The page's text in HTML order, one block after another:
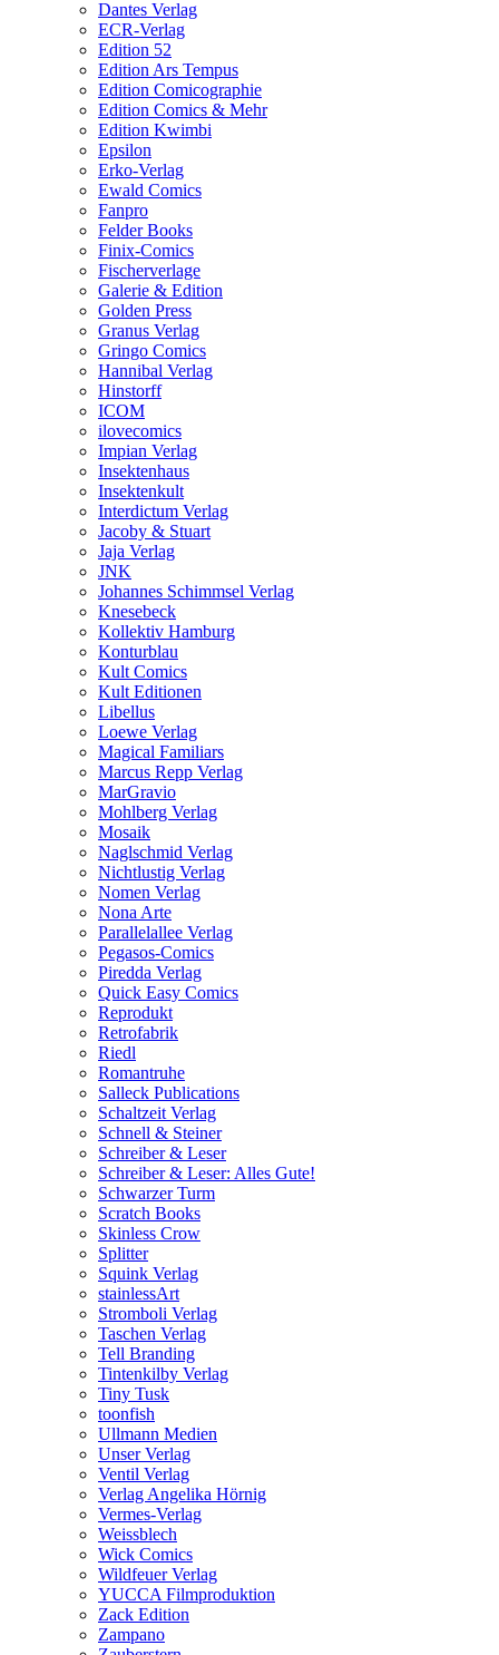
Dantes Verlag
ECR-Verlag
Edition 52
Edition Ars Tempus
Edition Comicographie
Edition Comics & Mehr
Edition Kwimbi
Epsilon
Erko-Verlag
Ewald Comics
Fanpro
Felder Books
Finix-Comics
Fischerverlage
Galerie & Edition
Golden Press
Granus Verlag
Gringo Comics
Hannibal Verlag
Hinstorff
ICOM
ilovecomics
Impian Verlag
Insektenhaus
Insektenkult
Interdictum Verlag
Jacoby & Stuart
Jaja Verlag
JNK
Johannes Schimmsel Verlag
Knesebeck
Kollektiv Hamburg
Konturblau
Kult Comics
Kult Editionen
Libellus
Loewe Verlag
Magical Familiars
Marcus Repp Verlag
MarGravio
Mohlberg Verlag
Mosaik
Naglschmid Verlag
Nichtlustig Verlag
Nomen Verlag
Nona Arte
Parallelallee Verlag
Pegasos-Comics
Piredda Verlag
Quick Easy Comics
Reprodukt
Retrofabrik
Riedl
Romantruhe
Salleck Publications
Schaltzeit Verlag
Schnell & Steiner
Schreiber & Leser
Schreiber & Leser: Alles Gute!
Schwarzer Turm
Scratch Books
Skinless Crow
Splitter
Squink Verlag
stainlessArt
Stromboli Verlag
Taschen Verlag
Tell Branding
Tintenkilby Verlag
Tiny Tusk
toonfish
Ullmann Medien
Unser Verlag
Ventil Verlag
Verlag Angelika Hörnig
Vermes-Verlag
Weissblech
Wick Comics
Wildfeuer Verlag
YUCCA Filmproduktion
Zack Edition
Zampano